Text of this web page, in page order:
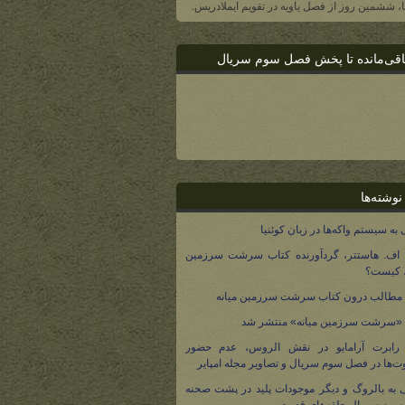
ششمین روز از فصل یاویه در تقویم ایملادریس.
تا پخش فصل سوم سریال
نوشته‌ها
به سیستم واکه‌ها در زبان کوئنیا
اف. هاستتر، گردآورنده کتاب سرشت سرزمین
کیست؟
درون کتاب سرشت سرزمین میانه
«سرشت سرزمین میانه» منتشر شد
رابرت آرامایو در نقش الروس، عدم حضور
در فصل سوم سریال و تصاویر مجله امپایر
به بالروگ و دیگر موجودات پلید در پشت صحنه